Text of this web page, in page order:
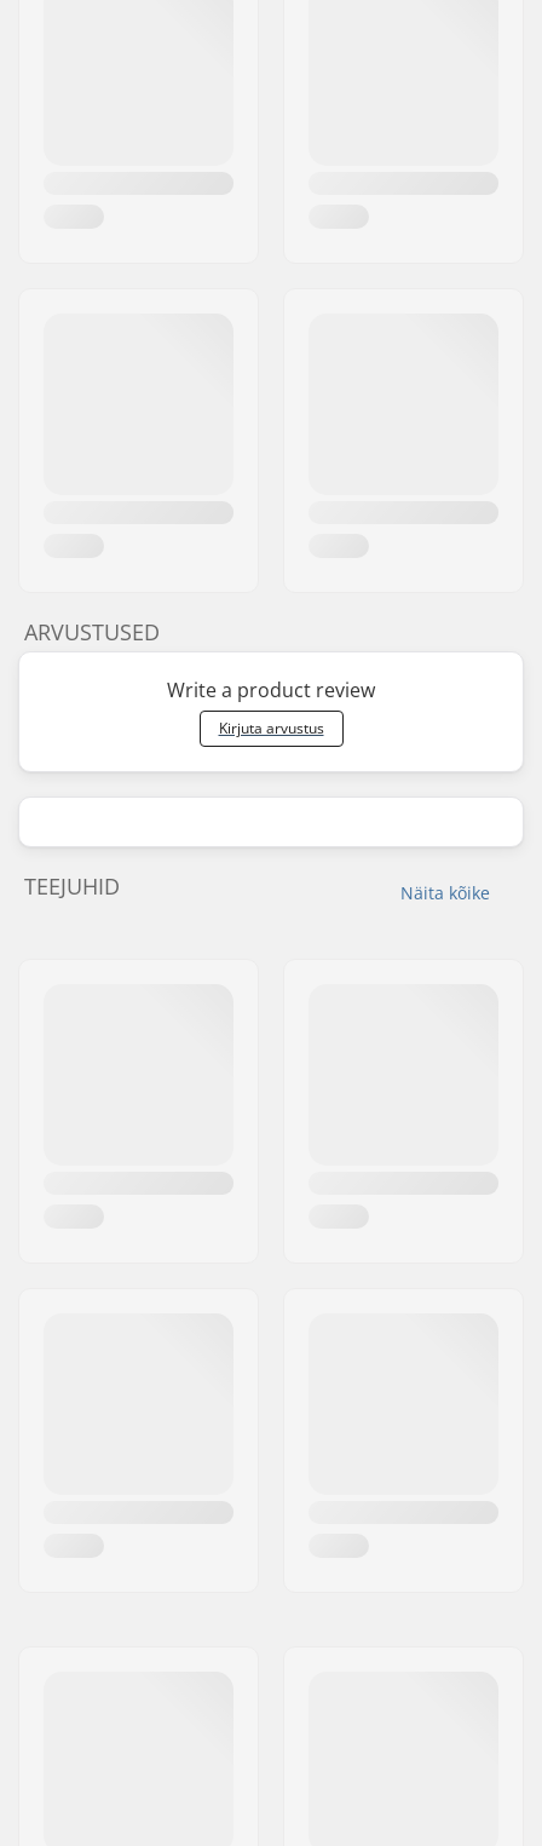
ARVUSTUSED
Write a product review
Kirjuta arvustus
Näita kõike
TEEJUHID